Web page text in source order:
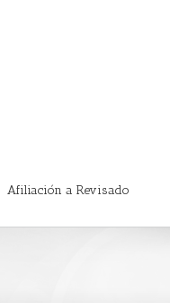
Afiliación a Revisado